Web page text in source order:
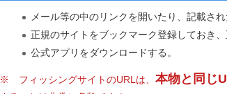
メール等の中のリンクを開いたり、記載さ
正規のサイトをブックマーク登録しておき、
公式アプリをダウンロードする。
※ フィッシングサイトのURLは、 本物と同じ